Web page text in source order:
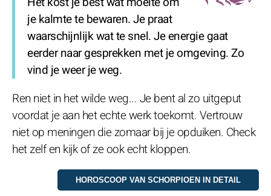
je kalmte te bewaren. Je praat
waarschijnlijk wat te snel. Je energie gaat
eerder naar gesprekken met je omgeving. Zo
vind je weer je weg.
Ren niet in het wilde weg... Je bent al zo uitgeput
voordat je aan het echte werk toekomt. Vertrouw
niet op meningen die zomaar bij je opduiken. Check
het zelf en kijk of ze ook echt kloppen.